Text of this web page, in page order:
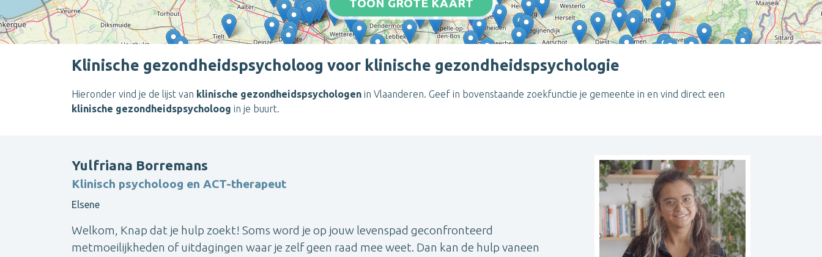
TOON GROTE KAART
Klinische gezondheidspsycholoog voor klinische gezondheidspsychologie
Hieronder vind je de lijst van klinische gezondheidspsychologen in Vlaanderen. Geef in bovenstaande zoekfunctie je gemeente in en vind direct een
klinische gezondheidspsycholoog in je buurt.
Yulfriana Borremans
Klinisch psycholoog en ACT-therapeut
Elsene
Welkom, Knap dat je hulp zoekt! Soms word je op jouw levenspad geconfronteerd
metmoeilijkheden of uitdagingen waar je zelf geen raad mee weet. Dan kan de hulp vaneen